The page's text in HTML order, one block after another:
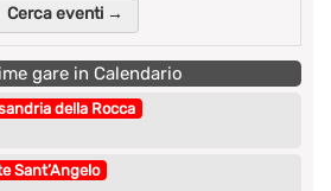
Cerca eventi →
gare in Calendario
della Rocca
Sant’Angelo